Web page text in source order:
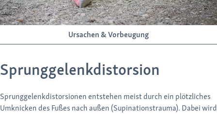
Ursachen & Vorbeugung
Sprunggelenkdistorsion
Sprunggelenkdistorsionen entstehen meist durch ein plötzliches
Umknicken des Fußes nach außen (Supinationstrauma). Dabei wird